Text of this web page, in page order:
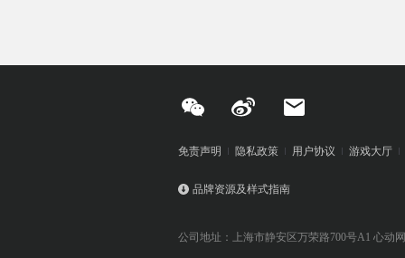
免责声明 隐私政策 用户协议 游戏大厅
品牌资源及样式指南
公司地址：上海市静安区万荣路700号A1 心动